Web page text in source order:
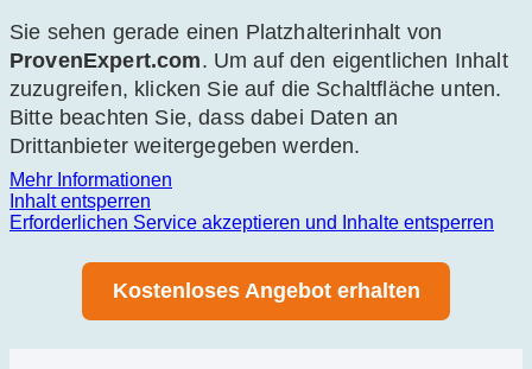
Sie sehen gerade einen Platzhalterinhalt von
ProvenExpert.com. Um auf den eigentlichen Inhalt
zuzugreifen, klicken Sie auf die Schaltfläche unten.
Bitte beachten Sie, dass dabei Daten an
Drittanbieter weitergegeben werden.
Mehr Informationen
Inhalt entsperren
Erforderlichen Service akzeptieren und Inhalte entsperren
Kostenloses Angebot erhalten